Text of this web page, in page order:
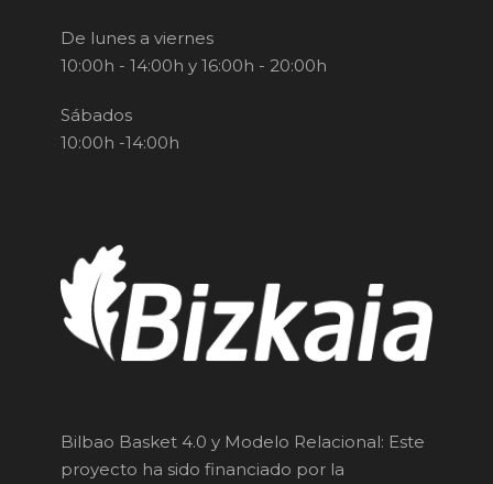
De lunes a viernes
10:00h - 14:00h y 16:00h - 20:00h
Sábados
10:00h -14:00h
Bilbao Basket 4.0 y Modelo Relacional: Este
proyecto ha sido financiado por la